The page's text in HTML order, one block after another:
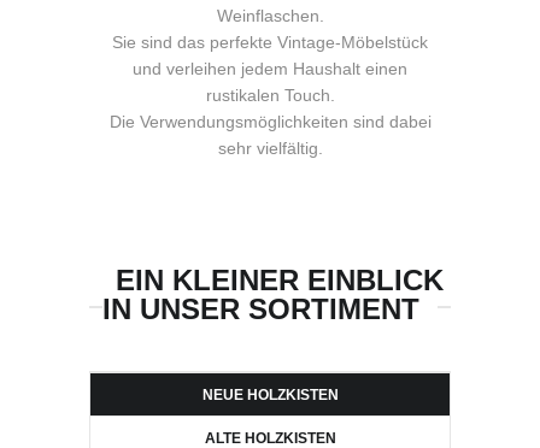
Weinflaschen.
Sie sind das perfekte Vintage-Möbelstück
und verleihen jedem Haushalt einen
rustikalen Touch.
Die Verwendungsmöglichkeiten sind dabei
sehr vielfältig.
EIN KLEINER EINBLICK
IN UNSER SORTIMENT
NEUE HOLZKISTEN
ALTE HOLZKISTEN